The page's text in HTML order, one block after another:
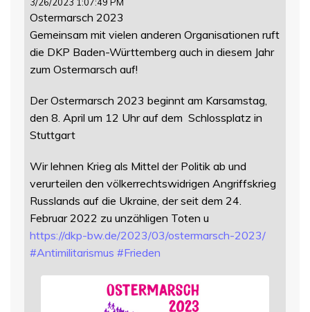
Ostermarsch 2023
Gemeinsam mit vielen anderen Organisationen ruft
die DKP Baden-Württemberg auch in diesem Jahr
zum Ostermarsch auf!
Der Ostermarsch 2023 beginnt am Karsamstag,
den 8. April um 12 Uhr auf dem Schlossplatz in
Stuttgart
Wir lehnen Krieg als Mittel der Politik ab und
verurteilen den völkerrechtswidrigen Angriffskrieg
Russlands auf die Ukraine, der seit dem 24.
Februar 2022 zu unzähligen Toten u
https://dkp-bw.de/2023/03/ostermarsch-2023/
#Antimilitarismus #Frieden